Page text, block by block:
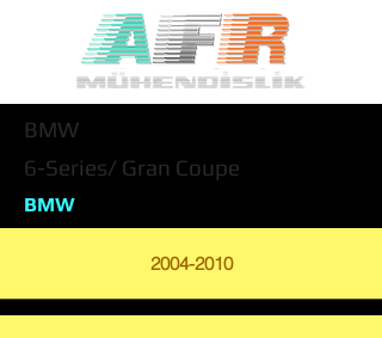
BMW
6-Series/ Gran Coupe
BMW
2004-2010